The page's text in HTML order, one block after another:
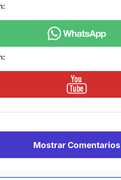
Mostrar Comentarios